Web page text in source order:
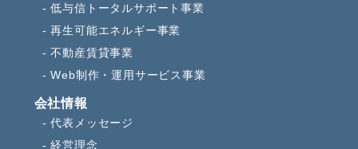
低与信トータルサポート事業
再生可能エネルギー事業
不動産賃貸事業
Web制作・運用サービス事業
会社情報
代表メッセージ
経営理念